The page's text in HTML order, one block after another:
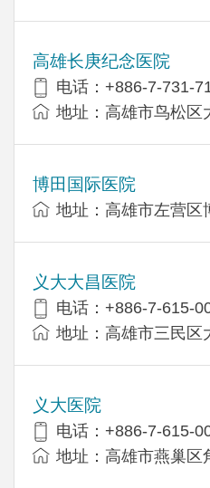
高雄长庚纪念医院
电话：+886-7-731-
地址：高雄市鸟松区
博田国际医院
地址：高雄市左营区
义大大昌医院
电话：+886-7-615-
地址：高雄市三民区
义大医院
电话：+886-7-615-
地址：高雄市燕巢区